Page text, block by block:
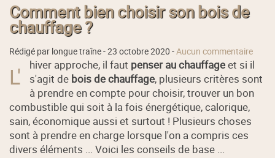
Comment bien choisir son bois de
chauffage ?
Rédigé par longue traîne -23 octobre 2020 -Aucun commentaire
L' hiver approche, il faut penser au chauffageet si il
s'agit de bois de chauffage, plusieurs critères sont
à prendre en compte pour choisir, trouver un bon
combustible qui soit à la fois énergétique, calorique,
sain, économique aussi et surtout ! Plusieurs choses
sont à prendre en charge lorsque l'on a compris ces
divers éléments ... Voici les conseils de base ...